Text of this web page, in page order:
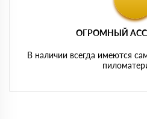
ОГРОМНЫЙ
В наличии всегда имеются